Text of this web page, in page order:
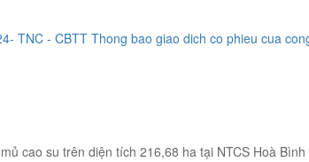
TNC - CBTT Thong bao giao dich co phieu cua
cao su trên diện tích 216,68 ha tại NTCS Hoà